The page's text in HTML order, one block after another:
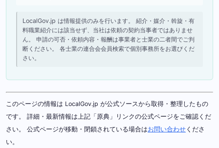
LocalGov.jp は情報提供のみを行います。 紹介・媒介・斡旋・有
料職業紹介には該当せず、当社は依頼の契約当事者ではありませ
ん。 申請の可否・依頼内容・報酬は事業者と士業の二者間でご判
断ください。 各士業の連合会会員検索で個別事務所をお選びくだ
さい。
このページの情報は LocalGov.jp が公式ソースから取得・整理したもの
です。 詳細・最新情報は上記「原典」リンクの公式ページをご確認くだ
さい。 公式ページが移動・閉鎖されている場合はお問い合わせ くださ
い。